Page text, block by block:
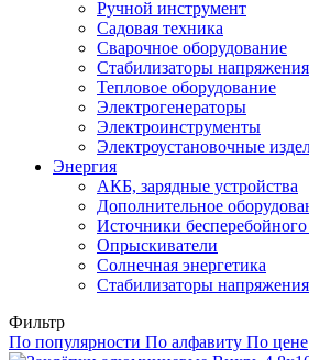
Ручной инструмент
Садовая техника
Сварочное оборудование
Стабилизаторы напряжения
Тепловое оборудование
Электрогенераторы
Электроинструменты
Электроустановочные
Энергия
АКБ, зарядные устройства
Дополнительное
Источники
Опрыскиватели
Солнечная энергетика
Стабилизаторы напряжения
Фильтр
По популярности По алфавиту По цене